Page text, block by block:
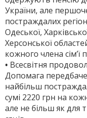
України, але
постраждалих
Одеської,
Херсонської
кожного члена сім’ї
• Всесвітня
Допомага
найбільш
сумі 2220 грн на
але не більш як для